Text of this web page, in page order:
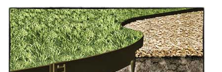
Hrobka rodiny Rohn na hřbitově v
Šumburku nad Desnou – Tanvaldu
Hřbitovní kaple v Šumburku nad Desnou –
Tanvaldu
Kostel svatého Františka z Assisi v Tanvaldu